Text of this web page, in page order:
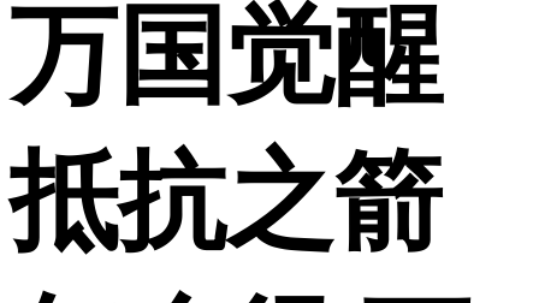
万国觉醒
抵抗之箭